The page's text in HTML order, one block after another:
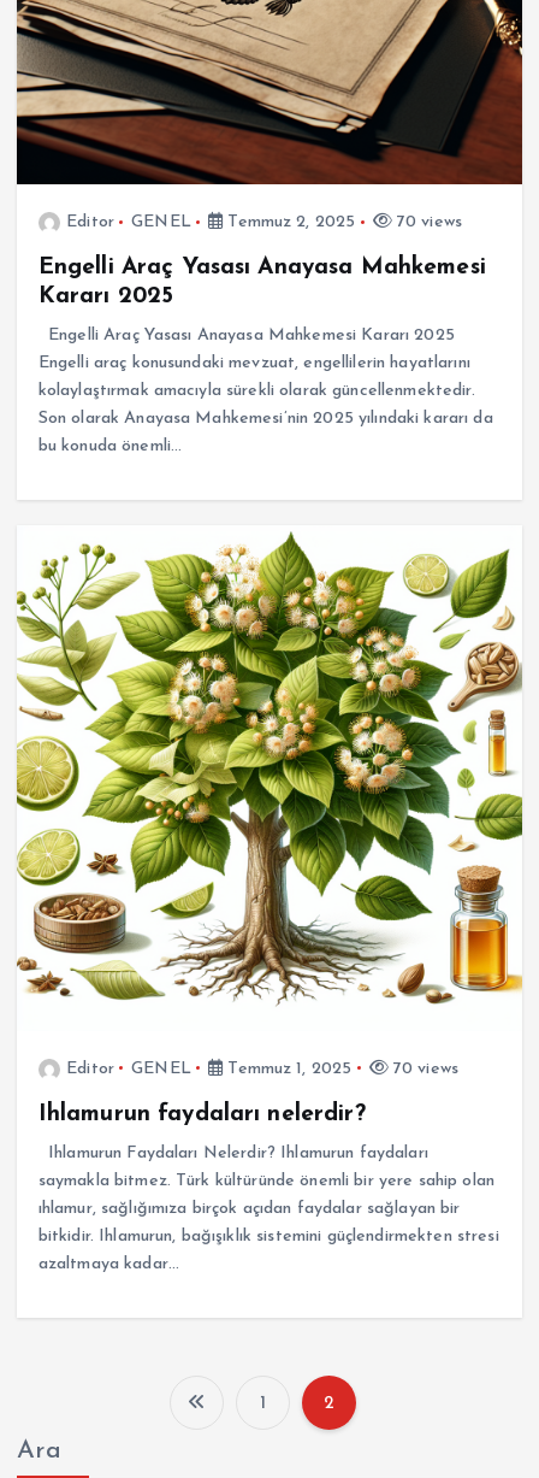
Editor GENEL Temmuz 2, 2025 70 views
Engelli Araç Yasası Anayasa Mahkemesi
Kararı 2025
Engelli Araç Yasası Anayasa Mahkemesi Kararı 2025
Engelli araç konusundaki mevzuat, engellilerin hayatlarını
kolaylaştırmak amacıyla sürekli olarak güncellenmektedir.
Son olarak Anayasa Mahkemesi’nin 2025 yılındaki kararı da
bu konuda önemli…
Editor GENEL Temmuz 1, 2025 70 views
Ihlamurun faydaları nelerdir?
Ihlamurun Faydaları Nelerdir? Ihlamurun faydaları
saymakla bitmez. Türk kültüründe önemli bir yere sahip olan
ıhlamur, sağlığımıza birçok açıdan faydalar sağlayan bir
bitkidir. Ihlamurun, bağışıklık sistemini güçlendirmekten stresi
azaltmaya kadar…
1 2
Ara